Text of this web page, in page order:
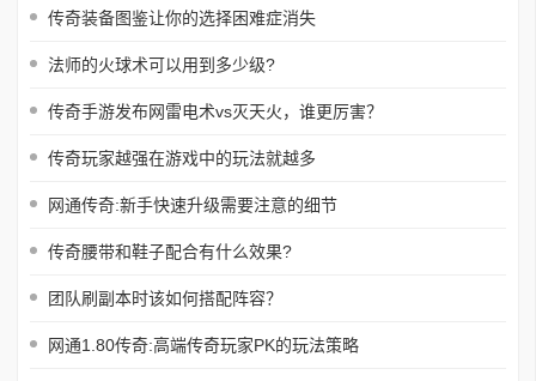
传奇装备图鉴让你的选择困难症消失
法师的火球术可以用到多少级?
传奇手游发布网雷电术vs灭天火，谁更厉害？
传奇玩家越强在游戏中的玩法就越多
网通传奇:新手快速升级需要注意的细节
传奇腰带和鞋子配合有什么效果?
团队刷副本时该如何搭配阵容？
网通1.80传奇:高端传奇玩家PK的玩法策略